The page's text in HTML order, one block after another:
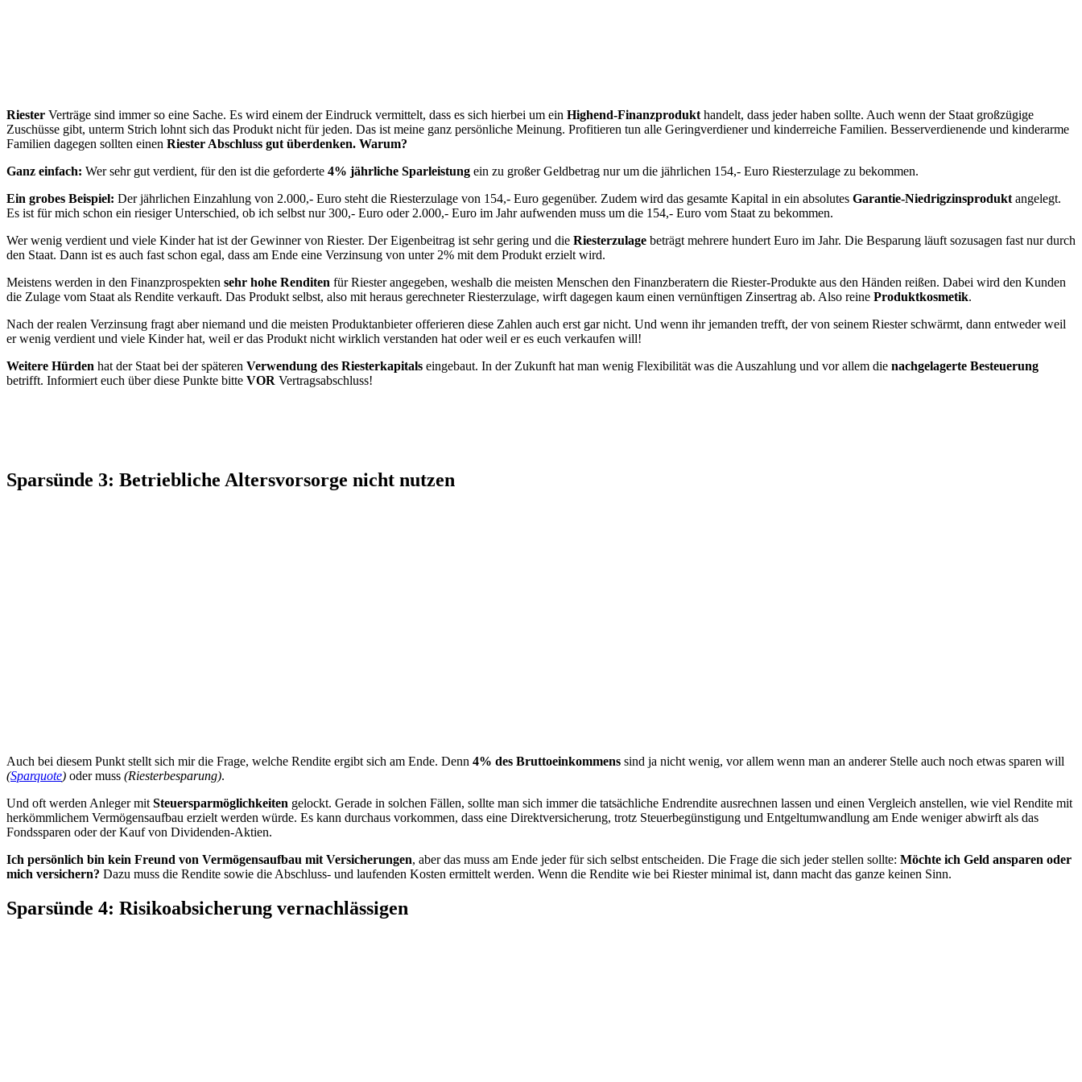
Riester Verträge sind immer so eine Sache. Es wird einem der Eindruck vermittelt, dass es sich hierbei um ein Highend-Finanzprodukt handelt, dass jeder haben sollte. Auch wenn der Staat großzügige
Zuschüsse gibt, unterm Strich lohnt sich das Produkt nicht für jeden. Das ist meine ganz persönliche Meinung. Profitieren tun alle Geringverdiener und kinderreiche Familien. Besserverdienende und kinderarme
Familien dagegen sollten einen Riester Abschluss gut überdenken. Warum?
Ganz einfach: Wer sehr gut verdient, für den ist die geforderte 4% jährliche Sparleistung ein zu großer Geldbetrag nur um die jährlichen 154,- Euro Riesterzulage zu bekommen.
Ein grobes Beispiel: Der jährlichen Einzahlung von 2.000,- Euro steht die Riesterzulage von 154,- Euro gegenüber. Zudem wird das gesamte Kapital in ein absolutes Garantie-Niedrigzinsprodukt angelegt.
Es ist für mich schon ein riesiger Unterschied, ob ich selbst nur 300,- Euro oder 2.000,- Euro im Jahr aufwenden muss um die 154,- Euro vom Staat zu bekommen.
Wer wenig verdient und viele Kinder hat ist der Gewinner von Riester. Der Eigenbeitrag ist sehr gering und die Riesterzulage beträgt mehrere hundert Euro im Jahr. Die Besparung läuft sozusagen fast nur durch
den Staat. Dann ist es auch fast schon egal, dass am Ende eine Verzinsung von unter 2% mit dem Produkt erzielt wird.
Meistens werden in den Finanzprospekten sehr hohe Renditen für Riester angegeben, weshalb die meisten Menschen den Finanzberatern die Riester-Produkte aus den Händen reißen. Dabei wird den Kunden
die Zulage vom Staat als Rendite verkauft. Das Produkt selbst, also mit heraus gerechneter Riesterzulage, wirft dagegen kaum einen vernünftigen Zinsertrag ab. Also reine Produktkosmetik.
Nach der realen Verzinsung fragt aber niemand und die meisten Produktanbieter offerieren diese Zahlen auch erst gar nicht. Und wenn ihr jemanden trefft, der von seinem Riester schwärmt, dann entweder weil
er wenig verdient und viele Kinder hat, weil er das Produkt nicht wirklich verstanden hat oder weil er es euch verkaufen will!
Weitere Hürden hat der Staat bei der späteren Verwendung des Riesterkapitals eingebaut. In der Zukunft hat man wenig Flexibilität was die Auszahlung und vor allem die nachgelagerte Besteuerung
betrifft. Informiert euch über diese Punkte bitte VOR Vertragsabschluss!
Sparsünde 3: Betriebliche Altersvorsorge nicht nutzen
Auch bei diesem Punkt stellt sich mir die Frage, welche Rendite ergibt sich am Ende. Denn 4% des Bruttoeinkommens sind ja nicht wenig, vor allem wenn man an anderer Stelle auch noch etwas sparen will
(Sparquote) oder muss (Riesterbesparung).
Und oft werden Anleger mitSteuersparmöglichkeiten gelockt. Gerade in solchen Fällen, sollte man sich immer die tatsächliche Endrendite ausrechnen lassen und einen Vergleich anstellen, wie viel Rendite mit
herkömmlichem Vermögensaufbau erzielt werden würde. Es kann durchaus vorkommen, dass eine Direktversicherung, trotz Steuerbegünstigung und Entgeltumwandlung am Ende weniger abwirft als das
Fondssparen oder der Kauf von Dividenden-Aktien.
Ich persönlich bin kein Freund von Vermögensaufbau mit Versicherungen, aber das muss am Ende jeder für sich selbst entscheiden. Die Frage die sich jeder stellen sollte: Möchte ich Geld ansparen oder
mich versichern? Dazu muss die Rendite sowie die Abschluss- und laufenden Kosten ermittelt werden. Wenn die Rendite wie bei Riester minimal ist, dann macht das ganze keinen Sinn.
Sparsünde 4: Risikoabsicherung vernachlässigen